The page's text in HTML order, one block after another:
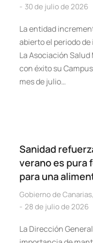
30 de julio de 2026
La entidad
abierto el periodo
La Asociación
con éxito su
mes de julio…
Sanidad
verano es pura
para una
Gobierno de Canarias,
28 de julio de 2026
La Dirección